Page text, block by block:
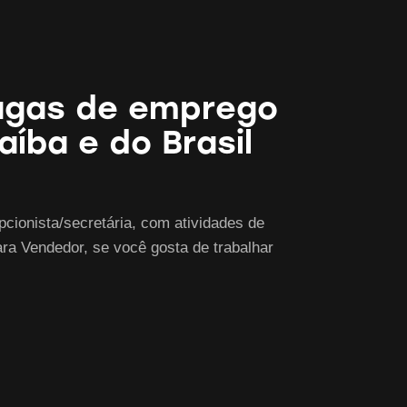
de emprego
e do Brasil
secretária, com atividades de
Vendedor, se você gosta de trabalhar